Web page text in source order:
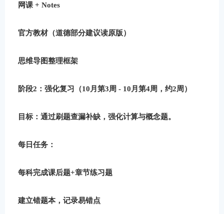
网课 + Notes
官方教材（道德部分建议读原版）
思维导图整理框架
阶段2：强化复习（10月第3周 - 10月第4周，约2周）
目标 ：通过刷题查漏补缺，强化计算与概念题。
每日任务 ：
每科完成课后题+章节练习题
建立错题本，记录易错点